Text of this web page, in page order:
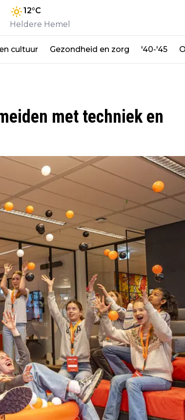
12°C
Heldere Hemel
cultuur Gezondheid en zorg '40-'45
met techniek en